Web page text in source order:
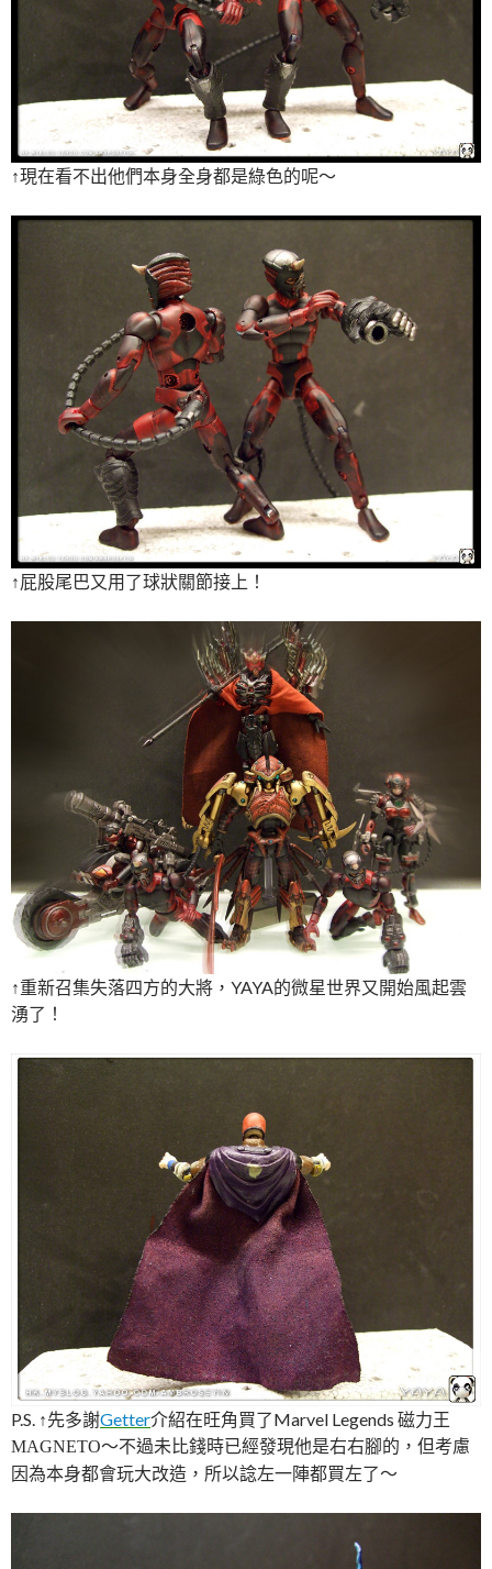
↑現在看不出他們本身全身都是綠色的呢～
↑屁股尾巴又用了球狀關節接上！
↑重新召集失落四方的大將，YAYA的微星世界又開始風起雲
湧了！
P.S. ↑先多謝Getter介紹在旺角買了Marvel Legends 磁力王
MAGNETO～不過未比錢時已經發現他是右右腳的，但考慮
因為本身都會玩大改造，所以諗左一陣都買左了～